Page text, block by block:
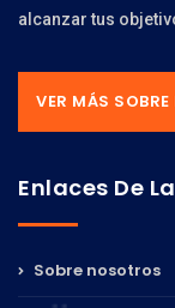
alcanzar tus
VER MÁS SOBRE
Enlaces De
Sobre nosotros